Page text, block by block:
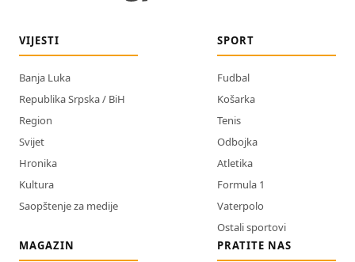
VIJESTI
Banja Luka
Republika Srpska / BiH
Region
Svijet
Hronika
Kultura
Saopštenje za medije
SPORT
Fudbal
Košarka
Tenis
Odbojka
Atletika
Formula 1
Vaterpolo
Ostali sportovi
MAGAZIN
PRATITE NAS